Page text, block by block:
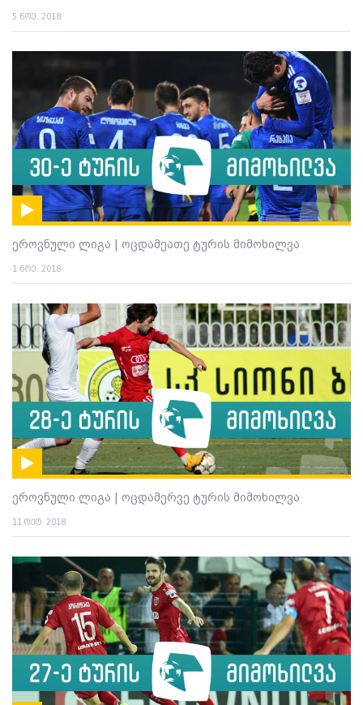
5 ნოე. 2018
ეროვნული ლიგა | ოცდამეათე ტურის მიმოხილვა
1 ნოე. 2018
ეროვნული ლიგა | ოცდამერვე ტურის მიმოხილვა
11 ოქტ. 2018